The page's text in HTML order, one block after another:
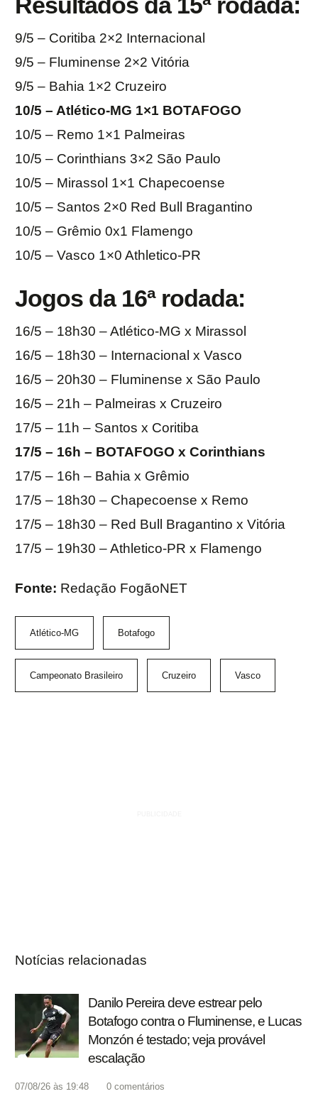
9/5 – Coritiba 2×2 Internacional
9/5 – Fluminense 2×2 Vitória
9/5 – Bahia 1×2 Cruzeiro
10/5 – Atlético-MG 1×1 BOTAFOGO
10/5 – Remo 1×1 Palmeiras
10/5 – Corinthians 3×2 São Paulo
10/5 – Mirassol 1×1 Chapecoense
10/5 – Santos 2×0 Red Bull Bragantino
10/5 – Grêmio 0x1 Flamengo
10/5 – Vasco 1×0 Athletico-PR
Jogos da 16ª rodada:
16/5 – 18h30 – Atlético-MG x Mirassol
16/5 – 18h30 – Internacional x Vasco
16/5 – 20h30 – Fluminense x São Paulo
16/5 – 21h – Palmeiras x Cruzeiro
17/5 – 11h – Santos x Coritiba
17/5 – 16h – BOTAFOGO x Corinthians
17/5 – 16h – Bahia x Grêmio
17/5 – 18h30 – Chapecoense x Remo
17/5 – 18h30 – Red Bull Bragantino x Vitória
17/5 – 19h30 – Athletico-PR x Flamengo
Fonte: Redação FogãoNET
Atlético-MG Botafogo
Campeonato Brasileiro Cruzeiro Vasco
Notícias relacionadas
Danilo Pereira deve estrear pelo
Botafogo contra o Fluminense, e Lucas
Monzón é testado; veja provável
escalação
07/08/26 às 19:48 0 comentários